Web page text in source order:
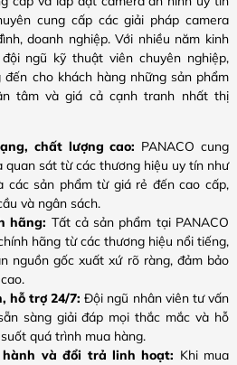
cung cấp các giải pháp camera
doanh nghiệp. Với nhiều năm kinh
ngũ kỹ thuật viên chuyên nghiệp,
đến cho khách hàng những sản phẩm
tâm và giá cả cạnh tranh nhất thị
chất lượng cao: PANACO cung
quan sát từ các thương hiệu uy tín như
các sản phẩm từ giá rẻ đến cao cấp,
và ngân sách.
hãng: Tất cả sản phẩm tại PANACO
hãng từ các thương hiệu nổi tiếng,
nguồn gốc xuất xứ rõ ràng, đảm bảo
hỗ trợ 24/7: Đội ngũ nhân viên tư vấn
sàng giải đáp mọi thắc mắc và hỗ
quá trình mua hàng.
hành và đổi trả linh hoạt: Khi mua